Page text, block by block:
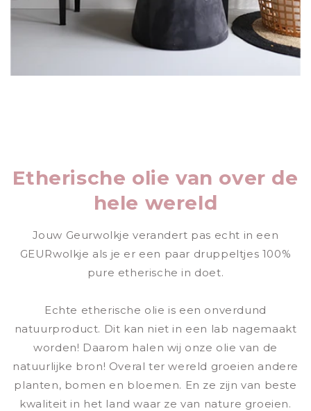
Etherische olie van over de
hele wereld
Jouw Geurwolkje verandert pas echt in een
GEURwolkje als je er een paar druppeltjes 100%
pure etherische in doet.
Echte etherische olie is een onverdund
natuurproduct. Dit kan niet in een lab nagemaakt
worden! Daarom halen wij onze olie van de
natuurlijke bron! Overal ter wereld groeien andere
planten, bomen en bloemen. En ze zijn van beste
kwaliteit in het land waar ze van nature groeien.